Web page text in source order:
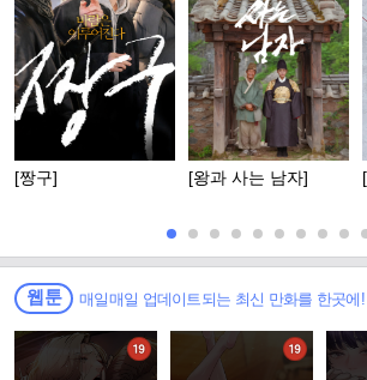
[짱구] [왕과 사는 남자]
웹툰 매일매일 업데이트되는 최신 만화를 한곳에!